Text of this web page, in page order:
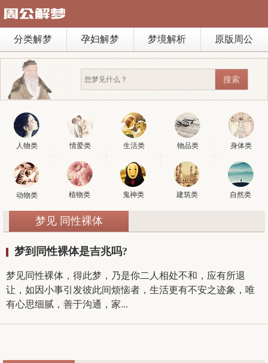
分类解梦 孕妇解梦 梦境解析 原版周公
人物类 情爱类 生活类 物品类 身体类
动物类 植物类 鬼神类 建筑类 自然类
梦见 同性裸体
梦到同性裸体是吉兆吗?
梦见同性裸体，得此梦，乃是你二人相处不和，应有所退
让，如因小事引发彼此间烦恼者，生活更有不安之迹象，唯
有心思细腻，善于沟通，家...